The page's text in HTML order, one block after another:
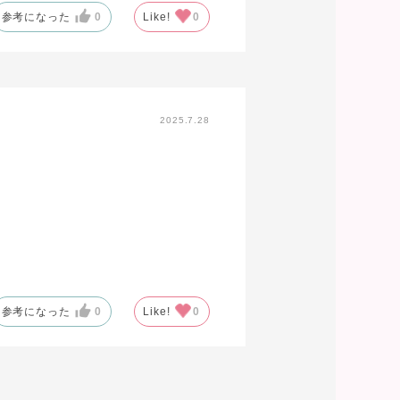
参考になった 0 Like! 0
2025.7.28
参考になった 0 Like! 0